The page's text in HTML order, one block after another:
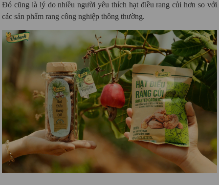
Đó cũng là lý do nhiều người yêu thích hạt điều rang củi hơn so với
các sản phẩm rang công nghiệp thông thường.